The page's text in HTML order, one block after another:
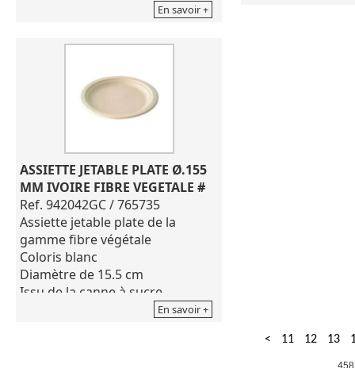
Vendu en carton de 2500 pièces
En savoir +
ASSIETTE JETABLE PLATE Ø.155
MM IVOIRE FIBRE VEGETALE #
Ref. 942042GC / 765735
Assiette jetable plate de la
gamme fibre végétale
Coloris blanc
Diamètre de 15.5 cm
Issu de la canne à sucre -
compostable industriellement
En savoir +
< 11 12 13